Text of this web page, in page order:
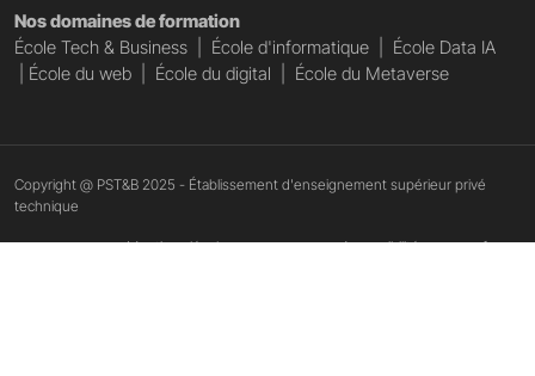
Nos domaines de formation
École Tech & Business
École d'informatique
École Data IA
École du web École du digital École du Metaverse
Copyright @ PST&B 2025 - Établissement d'enseignement supérieur privé
technique
Mentions légales Accessibilité : non conforme